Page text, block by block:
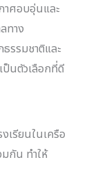
าศอบอุ่นและ
ทาง
รรมชาติและ
นตัวเลือกที่ดี
เรียนในเครือ
มกัน ทำให้